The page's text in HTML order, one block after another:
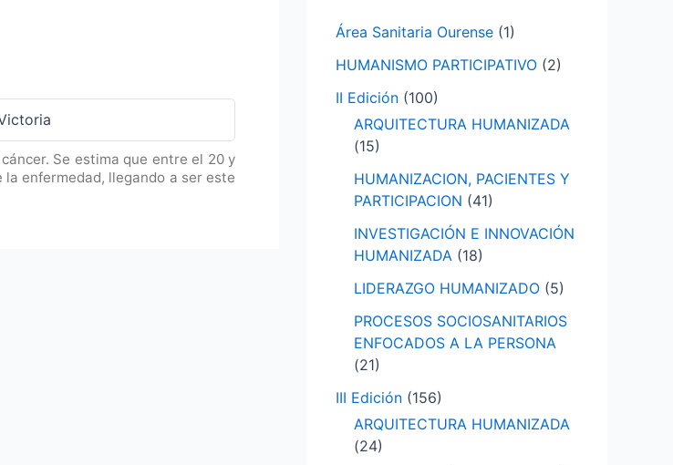
Se estima que entre el 20 y
enfermedad, llegando a ser este
o
r
:
Área Sanitaria Ourense (1)
HUMANISMO PARTICIPATIVO (2)
II Edición (100)
ARQUITECTURA HUMANIZADA
(15)
HUMANIZACION, PACIENTES Y
PARTICIPACION (41)
INVESTIGACIÓN E INNOVACIÓN
HUMANIZADA (18)
LIDERAZGO HUMANIZADO (5)
PROCESOS SOCIOSANITARIOS
ENFOCADOS A LA PERSONA
(21)
III Edición (156)
ARQUITECTURA HUMANIZADA
(24)